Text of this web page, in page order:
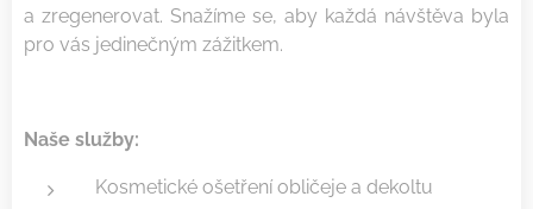
a zregenerovat. Snažíme se, aby každá návštěva byla
pro vás jedinečným zážitkem.
Naše služby:
Kosmetické ošetření obličeje a dekoltu